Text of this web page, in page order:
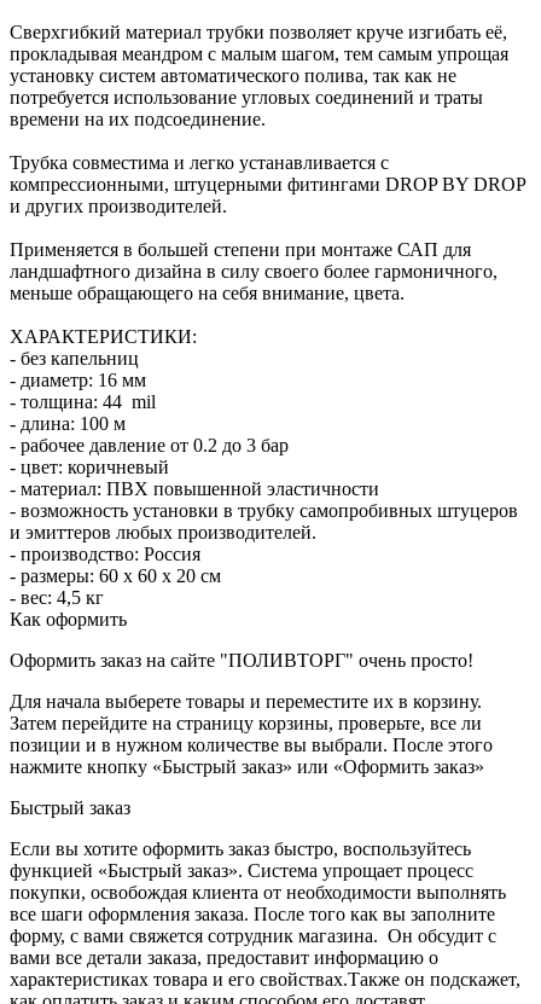
Сверхгибкий материал трубки позволяет круче изгибать её,
прокладывая меандром с малым шагом, тем самым упрощая
установку систем автоматического полива, так как не
потребуется использование угловых соединений и траты
времени на их подсоединение.
Трубка совместима и легко устанавливается с
компрессионными, штуцерными фитингами DROP BY DROP
и других производителей.
Применяется в большей степени при монтаже САП для
ландшафтного дизайна в силу своего более гармоничного,
меньше обращающего на себя внимание, цвета.
ХАРАКТЕРИСТИКИ:
- без капельниц
- диаметр: 16 мм
- толщина: 44 mil
- длина: 100 м
- рабочее давление от 0.2 до 3 бар
- цвет: коричневый
- материал: ПВХ повышенной эластичности
- возможность установки в трубку самопробивных штуцеров
и эмиттеров любых производителей.
- производство: Россия
- размеры: 60 х 60 х 20 см
- вес: 4,5 кг
Как оформить
Оформить заказ на сайте "ПОЛИВТОРГ" очень просто!
Для начала выберете товары и переместите их в корзину.
Затем перейдите на страницу корзины, проверьте, все ли
позиции и в нужном количестве вы выбрали. После этого
нажмите кнопку «Быстрый заказ» или «Оформить заказ»
Быстрый заказ
Если вы хотите оформить заказ быстро, воспользуйтесь
функцией «Быстрый заказ». Система упрощает процесс
покупки, освобождая клиента от необходимости выполнять
все шаги оформления заказа. После того как вы заполните
форму, с вами свяжется сотрудник магазина. Он обсудит с
вами все детали заказа, предоставит информацию о
характеристиках товара и его свойствах.Также он подскажет,